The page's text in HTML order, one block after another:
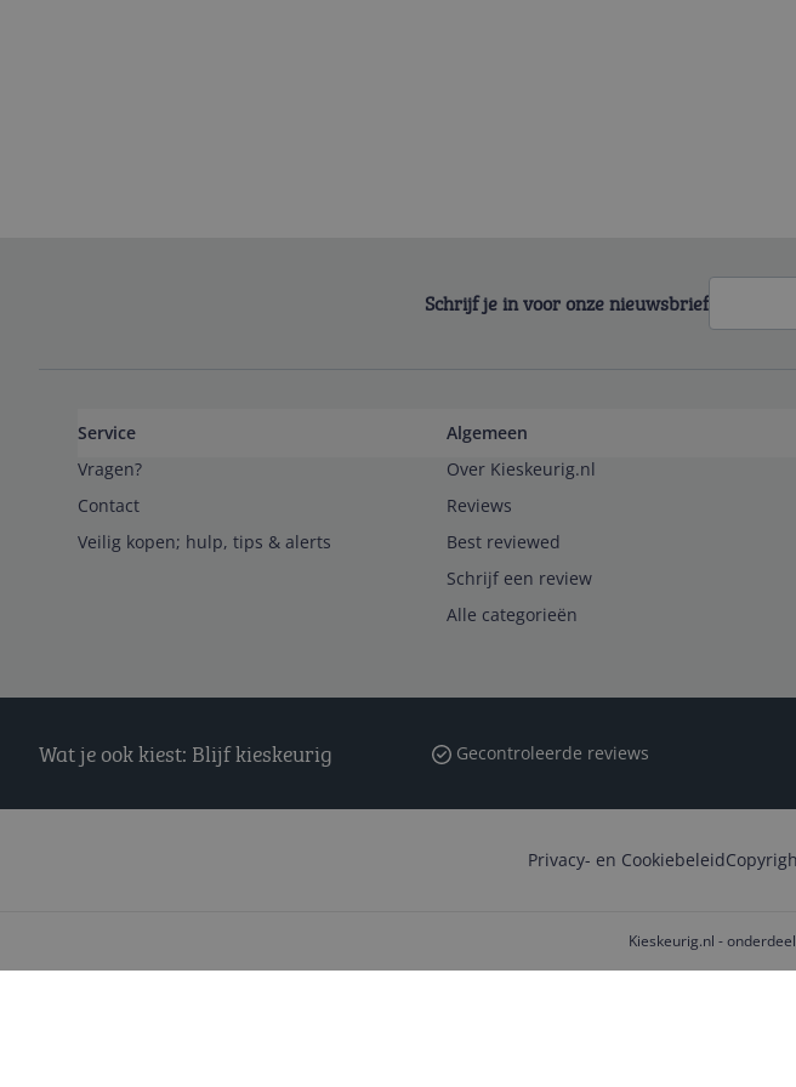
Schrijf je in voor onze nieuwsbrief
Service
Vragen?
Contact
Veilig kopen; hulp, tips & alerts
Algemeen
Over Kieskeurig.nl
Reviews
Best reviewed
Schrijf een review
Alle categorieën
Wat je ook kiest: Blijf kieskeurig Gecontroleerde reviews
Privacy- en Cookiebeleid
Kieskeurig.nl -